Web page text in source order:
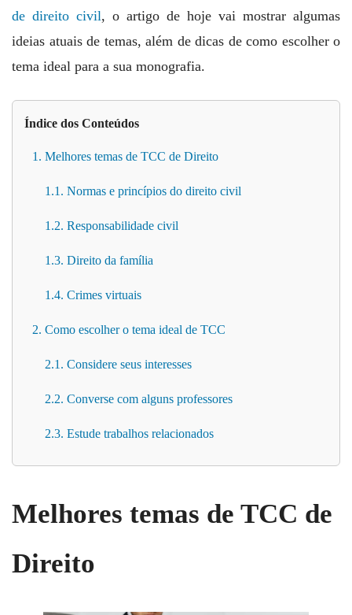
de direito civil, o artigo de hoje vai mostrar algumas
ideias atuais de temas, além de dicas de como escolher o
tema ideal para a sua monografia.
Índice dos Conteúdos
1. Melhores temas de TCC de Direito
1.1. Normas e princípios do direito civil
1.2. Responsabilidade civil
1.3. Direito da família
1.4. Crimes virtuais
2. Como escolher o tema ideal de TCC
2.1. Considere seus interesses
2.2. Converse com alguns professores
2.3. Estude trabalhos relacionados
Melhores temas de TCC de
Direito